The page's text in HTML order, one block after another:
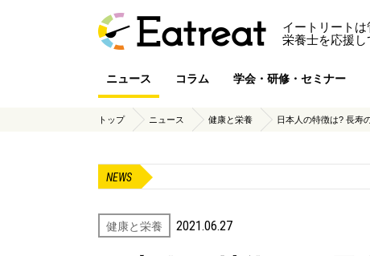
イートリート
栄養士を応援し
ニュース コラム 学会・研修・セミナー
トップ ニュース 健康と栄養 日本人の特徴は? 長寿
NEWS
健康と栄養 2021.06.27